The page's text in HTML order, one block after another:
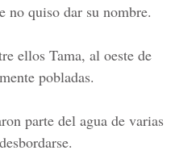
no quiso dar su nombre.
ellos Tama, al oeste de
pobladas.
parte del agua de varias